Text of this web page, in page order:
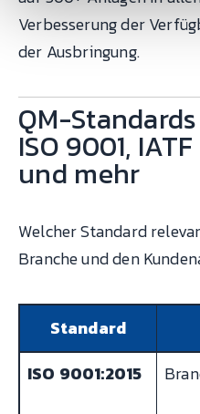
Verbesserung der
der Ausbringung.
QM-
ISO 9001,
und mehr
Welcher Standard
Branche und den
Standard
ISO 9001:2015